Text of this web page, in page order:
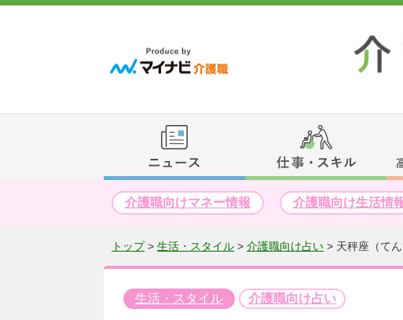
介護職向けマネー情報 介護職向け生活情
トップ> 生活・スタイル > 介護職向け占い > 天秤座（て
生活・スタイル 介護職向け占い